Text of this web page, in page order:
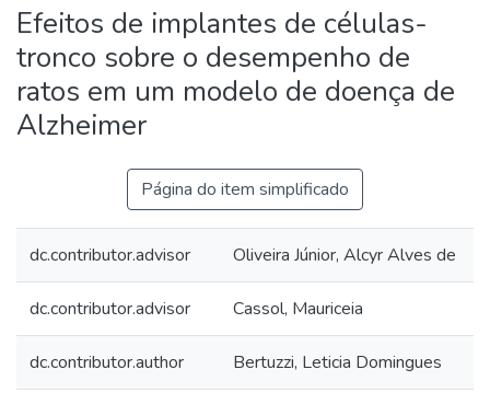
Estatísticas
Autoarquivamento
Sobre o RI-UFCSPA
Efeitos de implantes de células-
tronco sobre o desempenho de
ratos em um modelo de doença de
Alzheimer
Página do item simplificado
dc.contributor.advisor Oliveira Júnior, Alcyr Alves de
dc.contributor.advisor Cassol, Mauriceia
dc.contributor.author Bertuzzi, Leticia Domingues